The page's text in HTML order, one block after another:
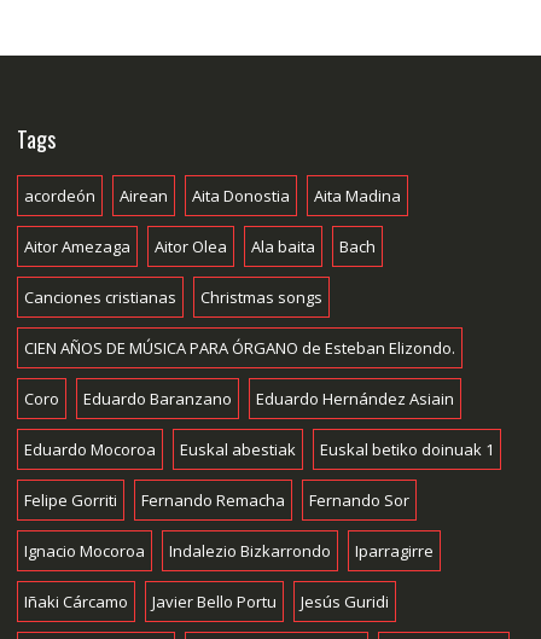
Tags
acordeón Airean Aita Donostia Aita Madina
Aitor Amezaga Aitor Olea Ala baita Bach
Canciones cristianas Christmas songs
CIEN AÑOS DE MÚSICA PARA ÓRGANO de Esteban Elizondo.
Coro Eduardo Baranzano Eduardo Hernández Asiain
Eduardo Mocoroa Euskal abestiak Euskal betiko doinuak 1
Felipe Gorriti Fernando Remacha Fernando Sor
Ignacio Mocoroa Indalezio Bizkarrondo Iparragirre
Iñaki Cárcamo Javier Bello Portu Jesús Guridi